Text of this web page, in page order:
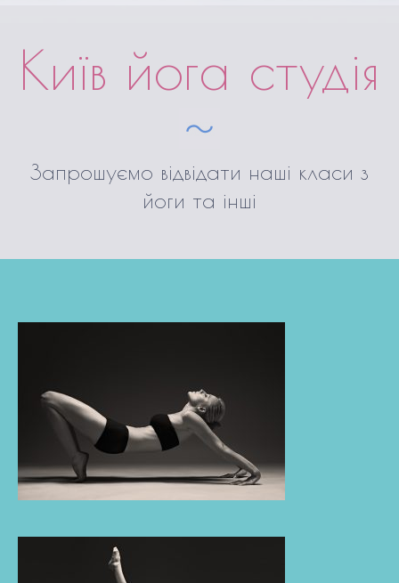
Київ йога студія
Запрошуємо відвідати наші класи з
йоги та інші